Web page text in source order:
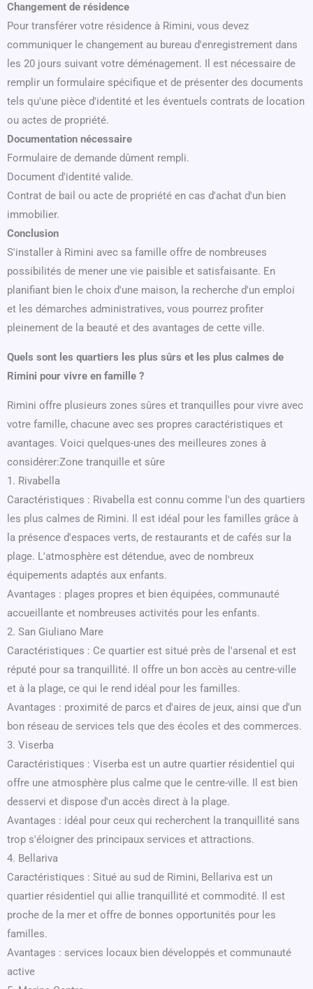
Changement de résidence
Pour transférer votre résidence à Rimini, vous devez
communiquer le changement au bureau d'enregistrement dans
les 20 jours suivant votre déménagement. Il est nécessaire de
remplir un formulaire spécifique et de présenter des documents
tels qu'une pièce d'identité et les éventuels contrats de location
ou actes de propriété.
Documentation nécessaire
Formulaire de demande dûment rempli.
Document d'identité valide.
Contrat de bail ou acte de propriété en cas d'achat d'un bien
immobilier.
Conclusion
S'installer à Rimini avec sa famille offre de nombreuses
possibilités de mener une vie paisible et satisfaisante. En
planifiant bien le choix d'une maison, la recherche d'un emploi
et les démarches administratives, vous pourrez profiter
pleinement de la beauté et des avantages de cette ville.
Quels sont les quartiers les plus sûrs et les plus calmes de
Rimini pour vivre en famille ?
Rimini offre plusieurs zones sûres et tranquilles pour vivre avec
votre famille, chacune avec ses propres caractéristiques et
avantages. Voici quelques-unes des meilleures zones à
considérer:Zone tranquille et sûre
1. Rivabella
Caractéristiques : Rivabella est connu comme l'un des quartiers
les plus calmes de Rimini. Il est idéal pour les familles grâce à
la présence d'espaces verts, de restaurants et de cafés sur la
plage. L'atmosphère est détendue, avec de nombreux
équipements adaptés aux enfants.
Avantages : plages propres et bien équipées, communauté
accueillante et nombreuses activités pour les enfants.
2. San Giuliano Mare
Caractéristiques : Ce quartier est situé près de l'arsenal et est
réputé pour sa tranquillité. Il offre un bon accès au centre-ville
et à la plage, ce qui le rend idéal pour les familles.
Avantages : proximité de parcs et d'aires de jeux, ainsi que d'un
bon réseau de services tels que des écoles et des commerces.
3. Viserba
Caractéristiques : Viserba est un autre quartier résidentiel qui
offre une atmosphère plus calme que le centre-ville. Il est bien
desservi et dispose d'un accès direct à la plage.
Avantages : idéal pour ceux qui recherchent la tranquillité sans
trop s'éloigner des principaux services et attractions.
4. Bellariva
Caractéristiques : Situé au sud de Rimini, Bellariva est un
quartier résidentiel qui allie tranquillité et commodité. Il est
proche de la mer et offre de bonnes opportunités pour les
familles.
Avantages : services locaux bien développés et communauté
active